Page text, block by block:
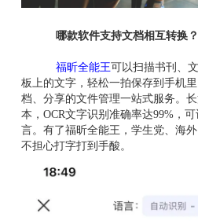
哪款软件支持文档相互转换？
福昕全能王可以扫描书刊、
板上的文字，轻松一拍保存到手机
档、分享的文件管理一站式服务。
本，OCR文字识别准确率达99%，
言。有了福昕全能王，学生党、海
不担心打字打到手酸。